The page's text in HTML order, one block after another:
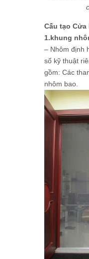
Cấu tạo
1.khung
– Nhôm định
số kỹ thuật
gồm: Các
nhôm bao.